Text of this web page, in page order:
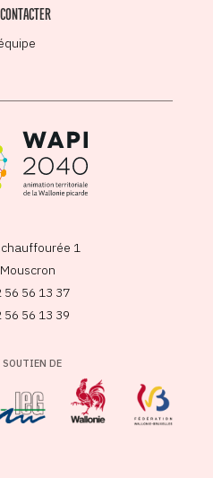
1
56 56 13 37
56 56 13 39
SOUTIEN DE